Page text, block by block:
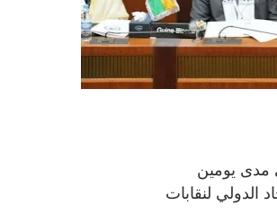
مدى يومين
الدولي لنقابات